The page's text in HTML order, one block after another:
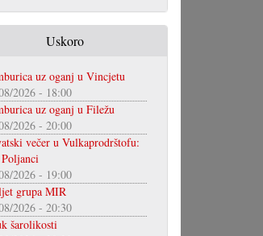
Uskoro
uz oganj u Vincjetu
2026 - 18:00
uz oganj u Filežu
2026 - 20:00
večer u Vulkaprodrštofu:
2026 - 19:00
grupa MIR
2026 - 20:30
šarolikosti